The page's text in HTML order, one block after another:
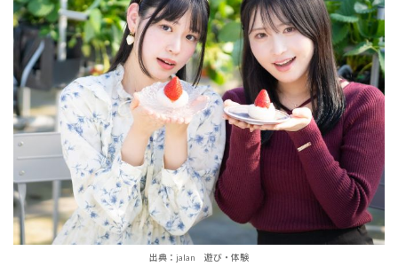
出典：jalan 遊び・体験